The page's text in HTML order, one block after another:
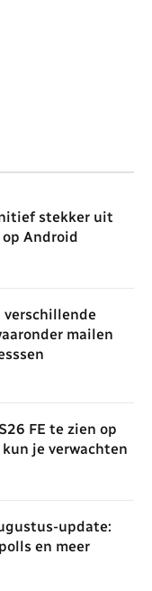
stekker uit
Android
verschillende
mailen
FE te zien op
je verwachten
update:
en meer